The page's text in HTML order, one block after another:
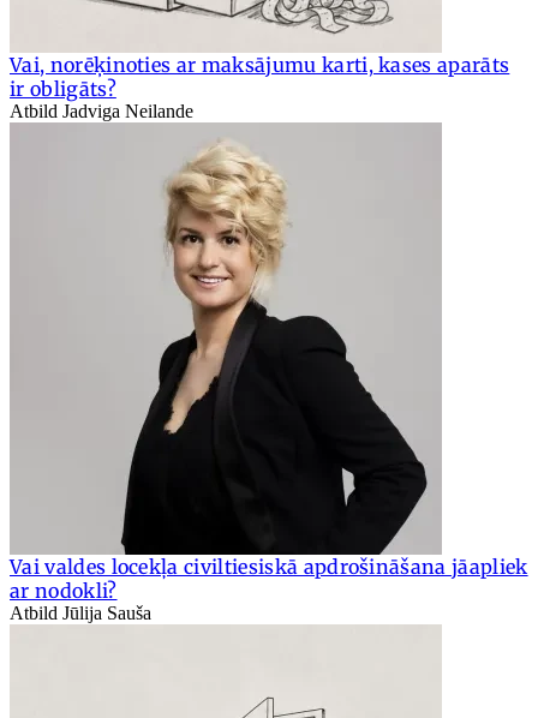
Vai, norēķinoties ar maksājumu karti, kases aparāts
ir obligāts?
Atbild Jadviga Neilande
Vai valdes locekļa civiltiesiskā apdrošināšana jāapliek
ar nodokli?
Atbild Jūlija Sauša